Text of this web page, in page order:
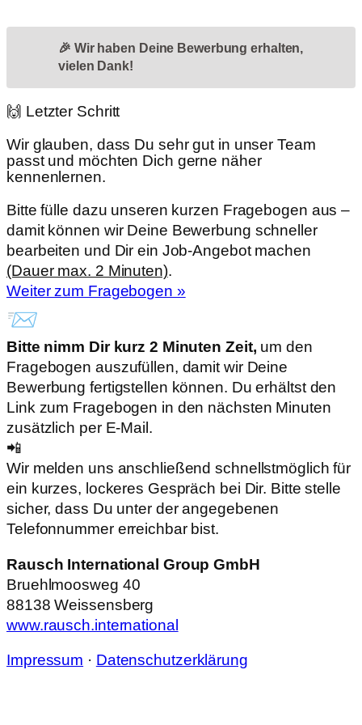
🎉 Wir haben Deine Bewerbung erhalten,
vielen Dank!
🙌 Letzter Schritt
Wir glauben, dass Du sehr gut in unser Team
passt und möchten Dich gerne näher
kennenlernen.
Bitte fülle dazu unseren kurzen Fragebogen aus –
damit können wir Deine Bewerbung schneller
bearbeiten und Dir ein Job-Angebot machen
(Dauer max. 2 Minuten).
Weiter zum Fragebogen »
📨
Bitte nimm Dir kurz 2 Minuten Zeit, um den
Fragebogen auszufüllen, damit wir Deine
Bewerbung fertigstellen können. Du erhältst den
Link zum Fragebogen in den nächsten Minuten
zusätzlich per E-Mail.
📲
Wir melden uns anschließend schnellstmöglich für
ein kurzes, lockeres Gespräch bei Dir. Bitte stelle
sicher, dass Du unter der angegebenen
Telefonnummer erreichbar bist.
Rausch International Group GmbH
Bruehlmoosweg 40
88138 Weissensberg
www.rausch.international
Impressum · Datenschutzerklärung